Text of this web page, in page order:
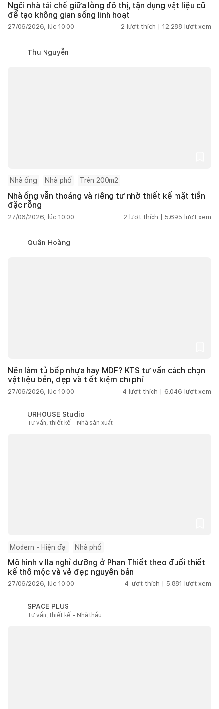
Ngôi nhà tái chế giữa lòng đô thị, tận dụng vật liệu cũ
để tạo không gian sống linh hoạt
27/06/2026, lúc 10:00 2 lượt thích | 12.288 lượt xem
Thu Nguyễn
Nhà ống Nhà phố Trên 200m2
Nhà ống vẫn thoáng và riêng tư nhờ thiết kế mặt tiền
đặc rỗng
27/06/2026, lúc 10:00 2 lượt thích | 5.695 lượt xem
Quân Hoàng
Nên làm tủ bếp nhựa hay MDF? KTS tư vấn cách chọn
vật liệu bền, đẹp và tiết kiệm chi phí
27/06/2026, lúc 10:00 4 lượt thích | 6.046 lượt xem
URHOUSE Studio
Tư vấn, thiết kế - Nhà sản xuất
Modern - Hiện đại Nhà phố
Mô hình villa nghỉ dưỡng ở Phan Thiết theo đuổi thiết
kế thô mộc và vẻ đẹp nguyên bản
27/06/2026, lúc 10:00 4 lượt thích | 5.881 lượt xem
SPACE PLUS
Tư vấn, thiết kế - Nhà thầu